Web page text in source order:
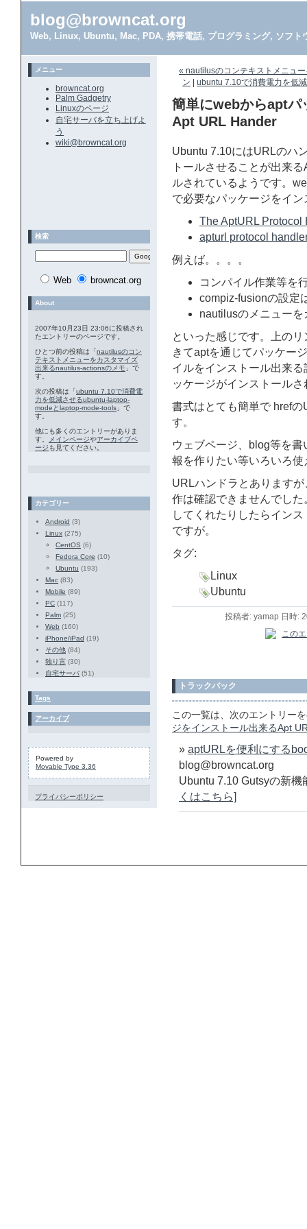
blog@browncat.org
Web, Linux, Ubuntu, Mac, PDA, 携帯電話, プログラミング, ソフト
« nautilusのコンテキストメニュ
ン
ubuntu 7.10で消費電力を低
簡単にwebからaptパ
Apt URL Hander
Ubuntu 7.10にはURLのハ
トールさせることが出来
ルされているようです。
で必要なパッケージをイ
The AptURL Protocol
apturl protocol
例えば。。。。
コンパイル作業等を
compiz-fusionの設定
nautilusのメニュー
といった感じです。上の
きてaptを通じてパッケー
イルをインストール出来
ッケージがインストール
書式はとても簡単で href
す。
ウェブページ、blog等を
報を作りたい等いろいろ使
URLハンドラとあります
作は確認できませんでし
してくれたりしたらイン
ですが。
タグ:
Linux
Ubuntu
投稿者: yamap 日時:
トラックバック
この一覧は、次のエントリー
ジをインストール出来るApt
» aptURLを便利にする
blog@browncat.org
Ubuntu 7.10 Gutsyの新
くはこちら]
メニュー
browncat.org
Palm Gadgetry
Linuxのページ
自宅サーバを立ち上げよ
う
wiki@browncat.org
検索
Web browncat.org
About
2007年10月23日 23:06に投稿され
たエントリーのページです。
ひとつ前の投稿は「nautilusのコン
テキストメニューをカスタマイズ
出来るnautilus-actionsのメモ 」で
す。
次の投稿は「ubuntu 7.10で消費電
力を低減させるubuntu-laptop-
modeとlaptop-mode-tools 」で
す。
他にも多くのエントリーがありま
す。
メインページやアーカイブペ
ージ も見てください。
カテゴリー
Android (3)
Linux (275)
CentOS (6)
Fedora Core (10)
Ubuntu (193)
Mac (83)
Mobile (89)
PC (117)
Palm (25)
Web (160)
iPhone/iPad (19)
その他 (84)
独り言 (30)
自宅サーバ (51)
Tags
アーカイブ
Powered by
Movable Type 3.36
プライバシーポリシー